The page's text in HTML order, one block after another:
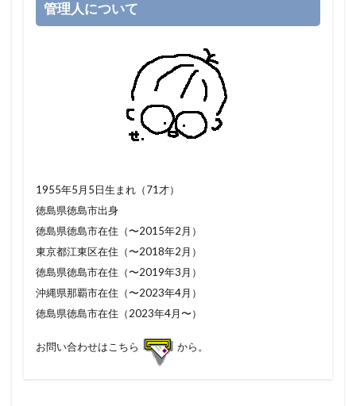
管理人について
1955年5月5日生まれ（71才）
徳島県徳島市出身
徳島県徳島市在住（〜2015年2月）
東京都江東区在住（〜2018年2月）
徳島県徳島市在住（〜2019年3月）
沖縄県那覇市在住（〜2023年4月）
徳島県徳島市在住（2023年4月〜）
お問い合わせはこちら から。